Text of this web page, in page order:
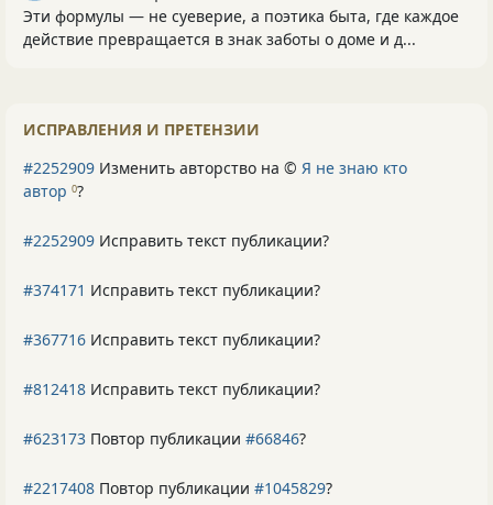
Эти формулы — не суеверие, а поэтика быта, где каждое
действие превращается в знак заботы о доме и д...
ИСПРАВЛЕНИЯ И ПРЕТЕНЗИИ
#2252909 Изменить авторство на © Я не знаю кто
автор 0?
#2252909 Исправить текст публикации?
#374171 Исправить текст публикации?
#367716 Исправить текст публикации?
#812418 Исправить текст публикации?
#623173 Повтор публикации #66846?
#2217408 Повтор публикации #1045829?